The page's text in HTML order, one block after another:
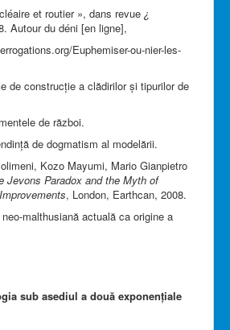
et routier », dans revue ¿
Autour du déni [en ligne],
Euphemiser-ou-nier-les-
de construcție a clădirilor și tipurilor de
de război.
de dogmatism al modelării.
Kozo Mayumi, Mario Gianpietro
Jevons Paradox andthe Myth of
, London, Earthcan, 2008.
malthusiană actuală ca origine a
sub asediul a două exponențiale